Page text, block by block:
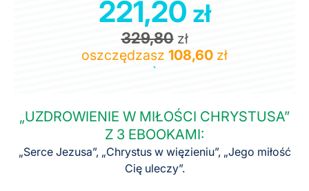
221,20 zł
329,80zł
oszczędzasz 108,60 zł
`
„UZDROWIENIE W MIŁOŚCI CHRYSTUSA”
Z 3 EBOOKAMI:
„Serce Jezusa”, „Chrystus w więzieniu”, „Jego miłość
Cię uleczy”.